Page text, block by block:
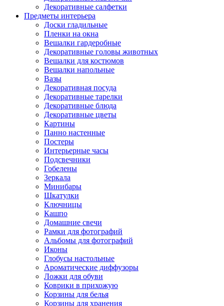
Декоративные салфетки
Предметы интерьера
Доски гладильные
Пленки на окна
Вешалки гардеробные
Декоративные головы животных
Вешалки для костюмов
Вешалки напольные
Вазы
Декоративная посуда
Декоративные тарелки
Декоративные блюда
Декоративные цветы
Картины
Панно настенные
Постеры
Интерьерные часы
Подсвечники
Гобелены
Зеркала
Минибары
Шкатулки
Ключницы
Кашпо
Домашние свечи
Рамки для фотографий
Альбомы для фотографий
Иконы
Глобусы настольные
Ароматические диффузоры
Ложки для обуви
Коврики в прихожую
Корзины для белья
Корзины для хранения